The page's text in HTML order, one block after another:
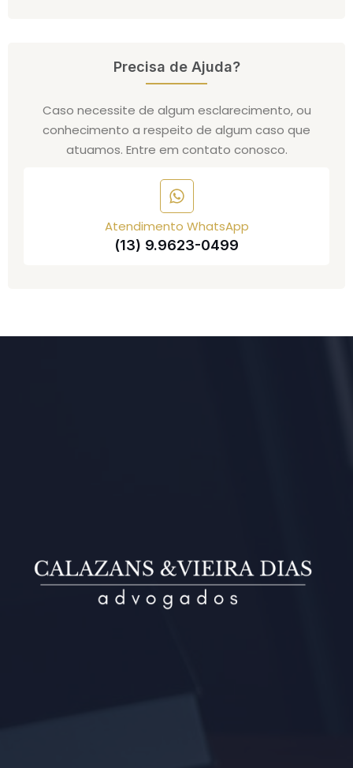
Precisa de Ajuda?
Caso necessite de algum esclarecimento, ou
conhecimento a respeito de algum caso que
atuamos. Entre em contato conosco.
Atendimento WhatsApp
(13) 9.9623-0499